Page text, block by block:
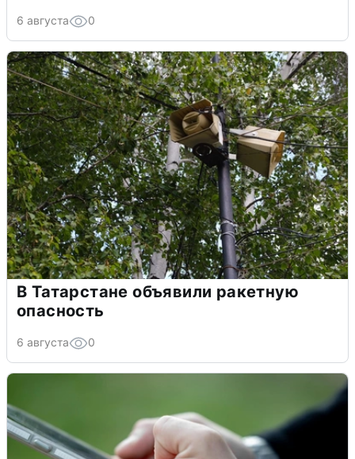
6 августа 0
В Татарстане объявили ракетную
опасность
6 августа 0